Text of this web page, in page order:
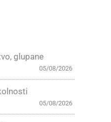
glupane
05/08/2026
05/08/2026